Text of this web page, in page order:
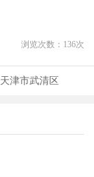
浏览次数： 136次
天津市武清区